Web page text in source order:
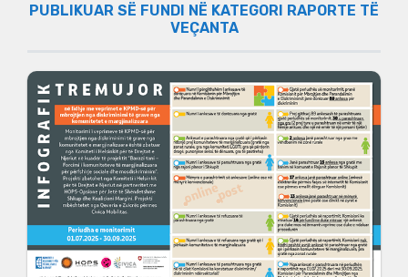
PUBLIKUAR SË FUNDI NË KATEGORI RAPORTE TË
VEÇANTA